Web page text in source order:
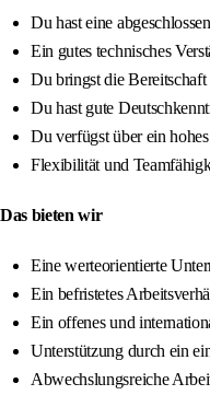
Du hast eine
Ein gutes technisches
Du bringst die
Du hast gute
Du verfügst über ein
Flexibilität und
Das bieten wir
Eine werteorientierte
Ein befristetes
Ein offenes und
Unterstützung durch ein
Abwechslungsreiche